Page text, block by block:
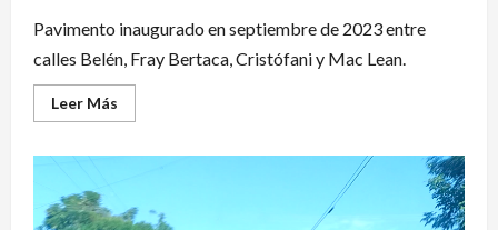
Pavimento inaugurado en septiembre de 2023 entre
calles Belén, Fray Bertaca, Cristófani y Mac Lean.
Leer Más